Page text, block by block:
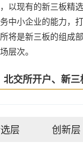
以现有的新三板精
中小企业的能力，
将是新三板的组成
层次。
交所开户、新
层 创新层